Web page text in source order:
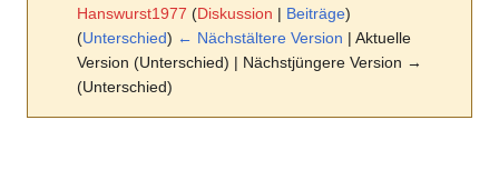
Hanswurst1977 (Diskussion | Beiträge)
(Unterschied) ← Nächstältere Version | Aktuelle
Version (Unterschied) | Nächstjüngere Version →
(Unterschied)